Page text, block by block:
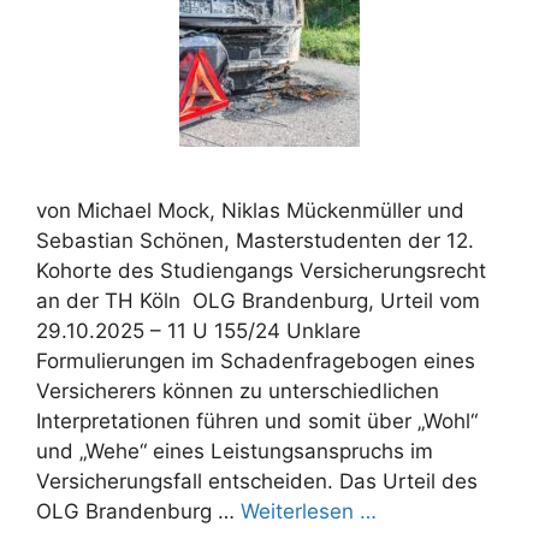
von Michael Mock, Niklas Mückenmüller und
Sebastian Schönen, Masterstudenten der 12.
Kohorte des Studiengangs Versicherungsrecht
an der TH Köln OLG Brandenburg, Urteil vom
29.10.2025 – 11 U 155/24 Unklare
Formulierungen im Schadenfragebogen eines
Versicherers können zu unterschiedlichen
Interpretationen führen und somit über „Wohl“
und „Wehe“ eines Leistungsanspruchs im
Versicherungsfall entscheiden. Das Urteil des
OLG Brandenburg … Weiterlesen …